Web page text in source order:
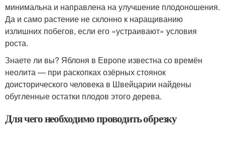
минимальна и направлена на улучшение плодоношения.
Да и само растение не склонно к наращиванию
излишних побегов, если его «устраивают» условия
роста.
Знаете ли вы? Яблоня в Европе известна со времён
неолита — при раскопках озёрных стоянок
доисторического человека в Швейцарии найдены
обугленные остатки плодов этого дерева.
Для чего необходимо проводить обрезку